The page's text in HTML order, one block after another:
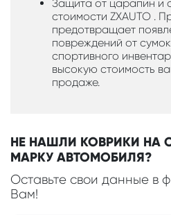
Защита от царапин и
стоимости ZXAUTO .
предотвращает
повреждений от
спортивного
высокую стоимость
продаже.
НЕ НАШЛИ КОВРИКИ НА
МАРКУ АВТОМОБИЛЯ?
Оставьте свои данные в
Вам!